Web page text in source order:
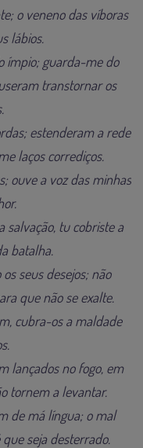
o veneno das víboras
lábios.
ímpio; guarda-me do
transtornar os
estenderam a rede
laços corrediços.
ouve a voz das minhas
salvação, tu cobriste a
batalha.
seus desejos; não
que não se exalte.
cubra-os a maldade
lançados no fogo, em
tornem a levantar.
de má língua; o mal
seja desterrado.